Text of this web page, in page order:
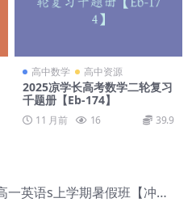
高中数学 高中资源
2025凉学长高考数学二轮复习
千题册【Eb-174】
11 月前 16 39.9
作业帮2026年卫宇晴高一英语s上学期暑假班【冲顶班】【Ec-003】